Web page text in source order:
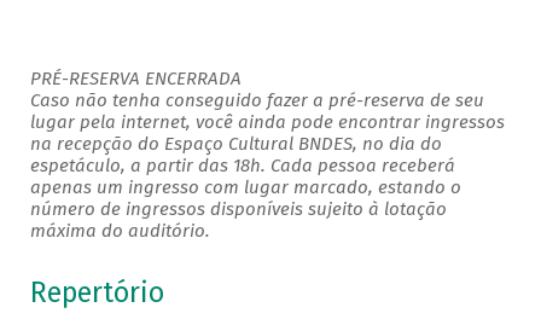
PRÉ-RESERVA ENCERRADA
Caso não tenha conseguido fazer a pré-reserva de seu
lugar pela internet, você ainda pode encontrar ingressos
na recepção do Espaço Cultural BNDES, no dia do
espetáculo, a partir das 18h. Cada pessoa receberá
apenas um ingresso com lugar marcado, estando o
número de ingressos disponíveis sujeito à lotação
máxima do auditório.
Repertório